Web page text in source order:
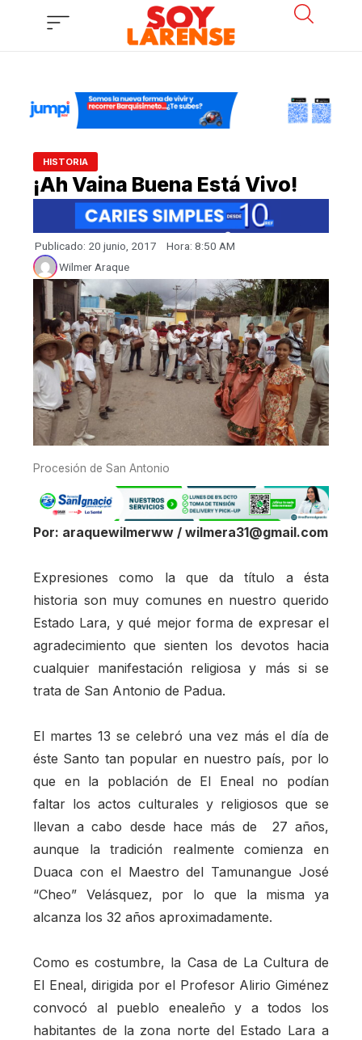
HISTORIA
¡Ah Vaina Buena Está Vivo!
Publicado: 20 junio, 2017 Hora: 8:50 AM
Wilmer Araque
Procesión de San Antonio
Por: araquewilmerww / wilmera31@gmail.com
Expresiones como la que da título a ésta
historia son muy comunes en nuestro querido
Estado Lara, y qué mejor forma de expresar el
agradecimiento que sienten los devotos hacia
cualquier manifestación religiosa y más si se
trata de San Antonio de Padua.
El martes 13 se celebró una vez más el día de
éste Santo tan popular en nuestro país, por lo
que en la población de El Eneal no podían
faltar los actos culturales y religiosos que se
llevan a cabo desde hace más de 27 años,
aunque la tradición realmente comienza en
Duaca con el Maestro del Tamunangue José
“Cheo” Velásquez, por lo que la misma ya
alcanza los 32 años aproximadamente.
Como es costumbre, la Casa de La Cultura de
El Eneal, dirigida por el Profesor Alirio Giménez
convocó al pueblo enealeño y a todos los
habitantes de la zona norte del Estado Lara a